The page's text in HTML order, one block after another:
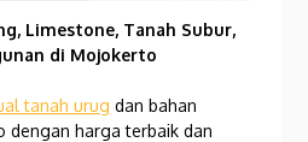
Limestone, Tanah Subur,
di Mojokerto
tanah urug dan bahan
dengan harga terbaik dan